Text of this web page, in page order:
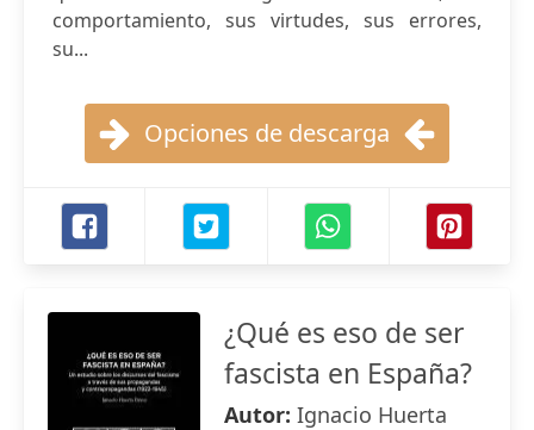
comportamiento, sus virtudes, sus errores,
su...
Opciones de descarga
¿Qué es eso de ser
fascista en España?
Autor: Ignacio Huerta